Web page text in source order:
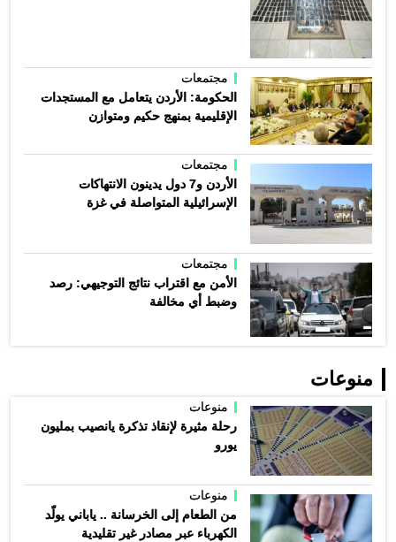
مجتمعات
الحكومة: الأردن يتعامل مع المستجدات
الإقليمية بمنهج حكيم ومتوازن
مجتمعات
الأردن و7 دول يدينون الانتهاكات
الإسرائيلية المتواصلة في غزة
مجتمعات
الأمن مع اقتراب نتائج التوجيهي: رصد
وضبط أي مخالفة
منوعات
منوعات
رحلة مثيرة لإنقاذ تذكرة يانصيب بمليون
يورو
منوعات
من الطعام إلى الخرسانة .. ياباني يولّد
الكهرباء عبر مصادر غير تقليدية